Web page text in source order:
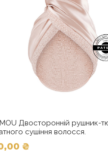
Двосторонній рушник-
сушіння волосся.
₴